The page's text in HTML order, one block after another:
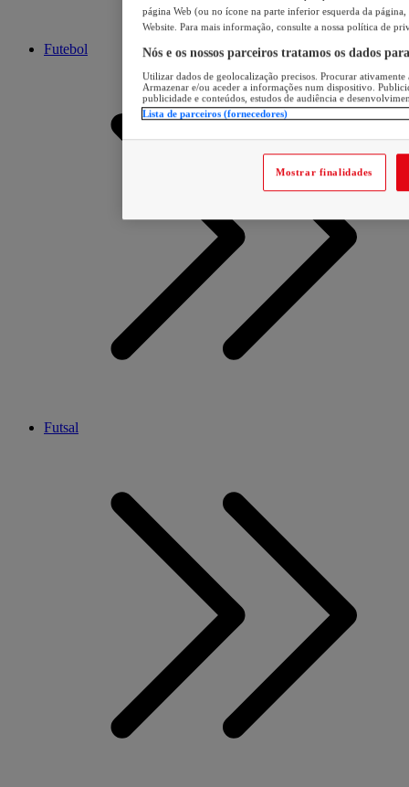
Futebol
Futsal
página Web (ou no ícone na parte inferior esquerda da página,
Website. Para mais informação, consulte a nossa política de
Nós e os nossos parceiros tratamos os dados
Utilizar dados de geolocalização precisos. Procurar
Armazenar e/ou aceder a informações num dispositivo.
publicidade e conteúdos, estudos de audiência e
Lista de parceiros (fornecedores)
Mostrar finalidades